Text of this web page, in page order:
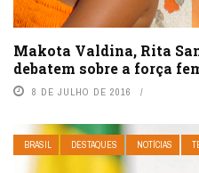
Makota Valdina, Rita
debatem sobre a força
8 DE JULHO DE 2016
BRASIL DESTAQUES NOTÍCIAS